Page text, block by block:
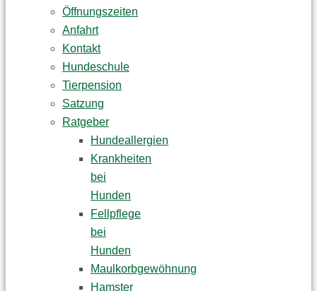
Öffnungszeiten
Anfahrt
Kontakt
Hundeschule
Tierpension
Satzung
Ratgeber
Hundeallergien
Krankheiten
bei
Hunden
Fellpflege
bei
Hunden
Maulkorbgewöhnung
Hamster